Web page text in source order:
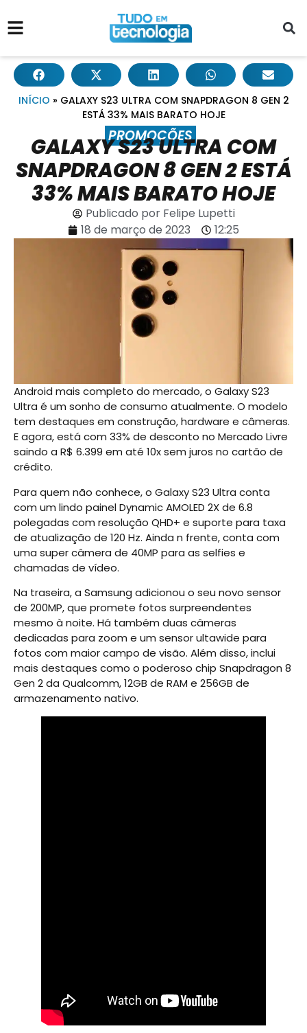
INÍCIO » GALAXY S23 ULTRA COM SNAPDRAGON 8 GEN 2
ESTÁ 33% MAIS BARATO HOJE
PROMOÇÕES
GALAXY S23 ULTRA COM
SNAPDRAGON 8 GEN 2 ESTÁ
33% MAIS BARATO HOJE
Publicado porFelipe Lupetti
18 de março de 2023
12:25
Android mais completo do mercado, o Galaxy S23
Ultra é um sonho de consumo atualmente. O modelo
tem destaques em construção, hardware e câmeras.
E agora, está com 33% de desconto no Mercado Livre
saindo a R$ 6.399 em até 10x sem juros no cartão de
crédito.
Para quem não conhece, o Galaxy S23 Ultra conta
com um lindo painel Dynamic AMOLED 2X de 6.8
polegadas com resolução QHD+ e suporte para taxa
de atualização de 120 Hz. Ainda n frente, conta com
uma super câmera de 40MP para as selfies e
chamadas de vídeo.
Na traseira, a Samsung adicionou o seu novo sensor
de 200MP, que promete fotos surpreendentes
mesmo à noite. Há também duas câmeras
dedicadas para zoom e um sensor ultawide para
fotos com maior campo de visão. Além disso, inclui
mais destaques como o poderoso chip Snapdragon 8
Gen 2 da Qualcomm, 12GB de RAM e 256GB de
armazenamento nativo.